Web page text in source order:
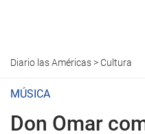
Diario las Américas> Cultura
MÚSICA
Don Omar